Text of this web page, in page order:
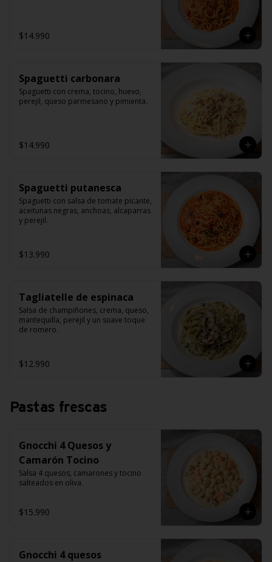
$14.990
Spaguetti carbonara
Spaguetti con crema, tocino, huevo,
perejil, queso parmesano y pimienta.
$14.990
Spaguetti putanesca
Spaguetti con salsa de tomate picante,
aceitunas negras, anchoas, alcaparras
y perejil.
$13.990
Tagliatelle de espinaca
Salsa de champiñones, crema, queso,
mantequilla, perejil y un suave toque
de romero.
$12.990
Pastas frescas
Gnocchi 4 Quesos y
Camarón Tocino
Salsa 4 quesos, camarones y tocino
salteados en oliva.
$15.990
Gnocchi 4 quesos